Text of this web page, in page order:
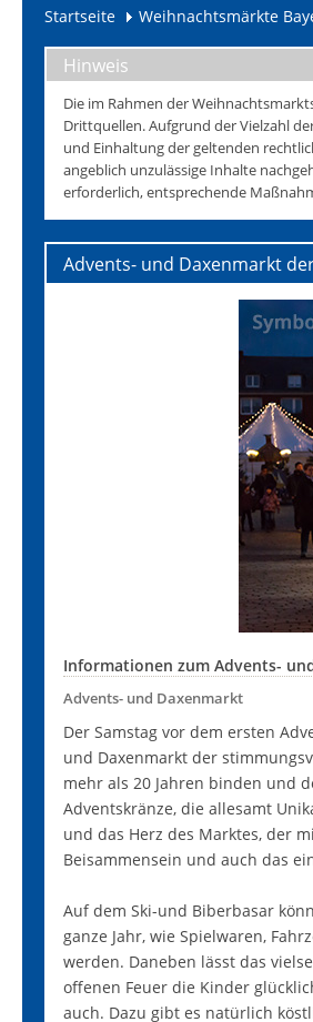
Startseite
Weihnachtsmärkte
Hinweis
Die im Rahmen der
Drittquellen. Aufgrund der Vielzahl
und Einhaltung der geltenden
angeblich unzulässige Inhalte
erforderlich, entsprechende
Advents- und Daxenmarkt
Informationen zum Advents-
Advents- und Daxenmarkt
Der Samstag vor dem ersten
und Daxenmarkt der
mehr als 20 Jahren binden und
Adventskränze, die allesamt
und das Herz des Marktes, der
Beisammensein und auch das
Auf dem Ski-und Biberbasar
ganze Jahr, wie Spielwaren,
werden. Daneben lässt das
offenen Feuer die Kinder
auch. Dazu gibt es natürlich